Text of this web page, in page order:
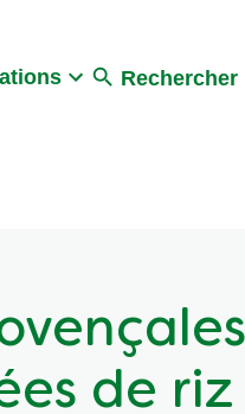
Rechercher
de riz